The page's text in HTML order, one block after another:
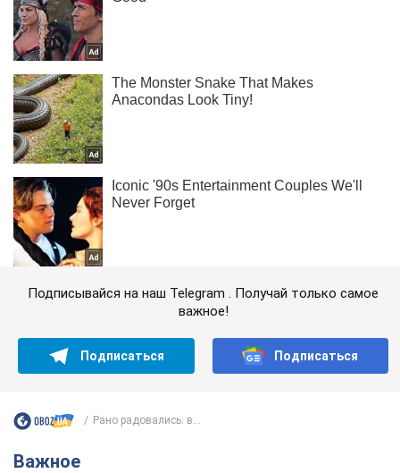
Подписывайся на наш Telegram . Получай только самое
важное!
Подписаться Подписаться
Рано радовались: в...
Важное